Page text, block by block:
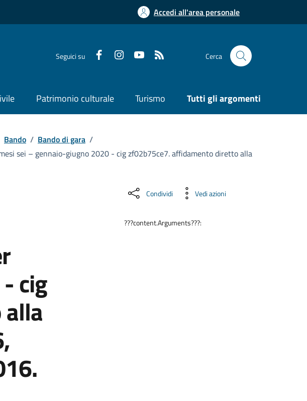
Accedi all'area personale
Seguici su Cerca
Patrimonio culturale Turismo Tutti gli argomenti
Bando / Bando di gara /
sei – gennaio-giugno 2020 - cig zf02b75ce7. affidamento diretto alla
cig
Condividi Vedi azioni
???content.Arguments???: